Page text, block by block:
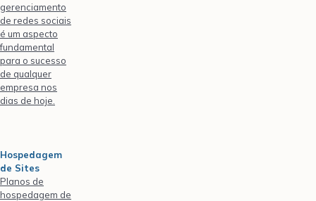
gerenciamento
de redes sociais
é um aspecto
fundamental
para o sucesso
de qualquer
empresa nos
dias de hoje.
Hospedagem
de Sites
Planos de
hospedagem de